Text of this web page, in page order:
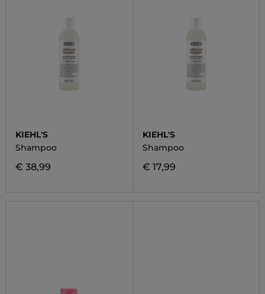
KIEHL'S
Shampoo
€ 38,99
KIEHL'S
Shampoo
€ 17,99